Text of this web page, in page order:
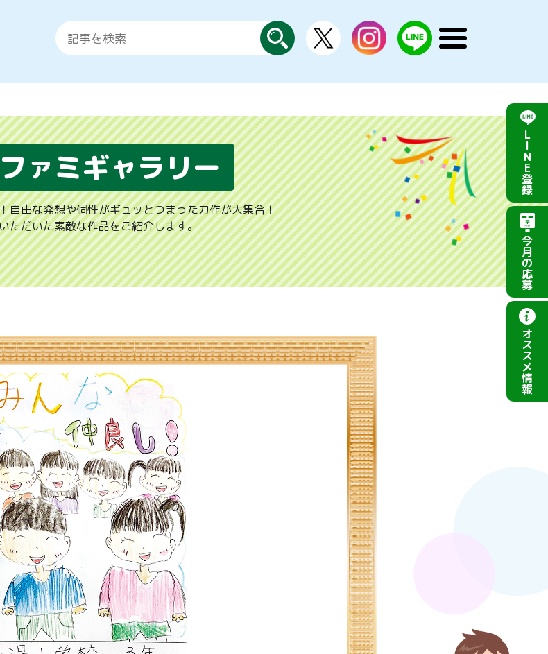
探
す
instagram LINE
公
メ
く
ァミギャラリー
自由な発想や個性がギュッとつまった力作が大集合！
ただいた素敵な作品をご紹介します。
L
I
N
E
登
録
今
月
の
応
募
オ
ス
ス
メ
情
報